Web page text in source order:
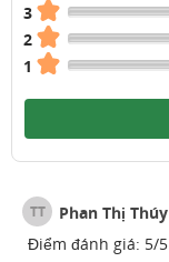
3
2
1
TT Phan Thị Thúy
Điểm đánh giá: 5/5